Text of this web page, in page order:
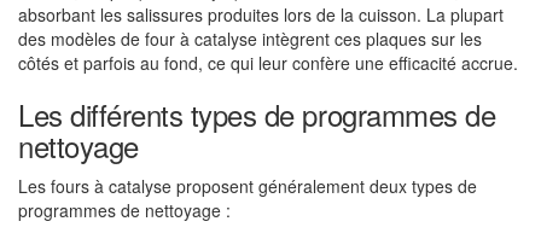
absorbant les salissures produites lors de la cuisson. La plupart
des modèles de four à catalyse intègrent ces plaques sur les
côtés et parfois au fond, ce qui leur confère une efficacité accrue.
Les différents types de programmes de
nettoyage
Les fours à catalyse proposent généralement deux types de
programmes de nettoyage :